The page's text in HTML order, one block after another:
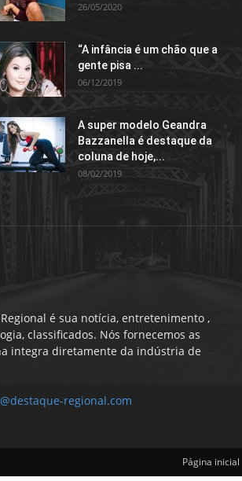
26/05/2020
“A infância é um chão que a
gente pisa ...
06/12/2019
A super modelo Geandra
Bazzanella é destaque da
coluna de hoje,...
08/02/2019
é sua notícia, entretenimento ,
classificados. Nós fornecemos as
integra diretamente da indústria de
regional.com
Página inicial